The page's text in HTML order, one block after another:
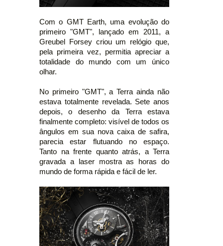
Com o GMT Earth, uma evolução do
primeiro "GMT", lançado em 2011, a
Greubel Forsey criou um relógio que,
pela primeira vez, permitia apreciar a
totalidade do mundo com um único
olhar.
No primeiro "GMT", a Terra ainda não
estava totalmente revelada. Sete anos
depois, o desenho da Terra estava
finalmente completo: visível de todos os
ângulos em sua nova caixa de safira,
parecia estar flutuando no espaço.
Tanto na frente quanto atrás, a Terra
gravada a laser mostra as horas do
mundo de forma rápida e fácil de ler.